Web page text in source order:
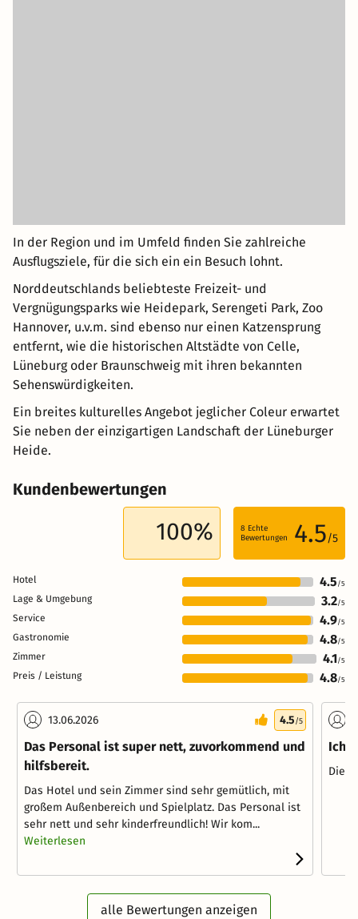
In der Region und im Umfeld finden Sie zahlreiche
Ausflugsziele, für die sich ein ein Besuch lohnt.
Norddeutschlands beliebteste Freizeit- und
Vergnügungsparks wie Heidepark, Serengeti Park, Zoo
Hannover, u.v.m. sind ebenso nur einen Katzensprung
entfernt, wie die historischen Altstädte von Celle,
Lüneburg oder Braunschweig mit ihren bekannten
Sehenswürdigkeiten.
Ein breites kulturelles Angebot jeglicher Coleur erwartet
Sie neben der einzigartigen Landschaft der Lüneburger
Heide.
Kundenbewertungen
100% 8 Echte
Bewertungen
4.5/5
Hotel 4.5 /5
Lage & Umgebung 3.2/5
Service 4.9/5
Gastronomie 4.8/5
Zimmer 4.1/5
Preis / Leistung 4.8/5
13.06.2026 4.5/5
Das Personal ist super nett, zuvorkommend und
hilfsbereit.
Das Hotel und sein Zimmer sind sehr gemütlich, mit
großem Außenbereich und Spielplatz. Das Personal ist
sehr nett und sehr kinderfreundlich! Wir kom...
Weiterlesen
Ich
Die
alle Bewertungen anzeigen